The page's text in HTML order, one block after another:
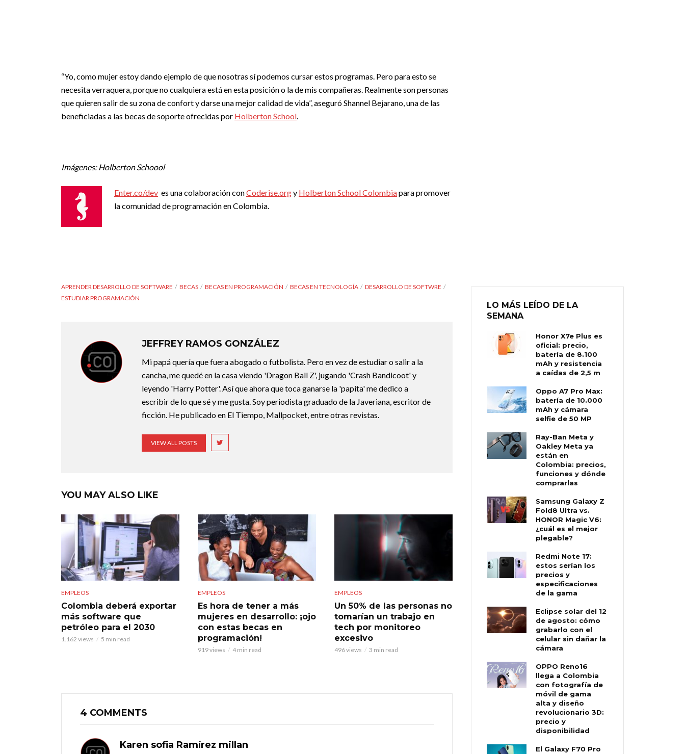
“Yo, como mujer estoy dando ejemplo de que nosotras sí podemos cursar estos programas. Pero para esto se
necesita verraquera, porque no cualquiera está en esta posición o la de mis compañeras. Realmente son personas
que quieren salir de su zona de confort y darse una mejor calidad de vida”, aseguró Shannel Bejarano, una de las
beneficiadas a las becas de soporte ofrecidas por Holberton School.
Imágenes: Holberton Schoool
Enter.co/dev es una colaboración conCoderise.orgy Holberton School Colombiapara promover
la comunidad de programación en Colombia.
APRENDER DESARROLLO DE SOFTWARE BECAS BECAS EN PROGRAMACIÓN BECAS EN TECNOLOGÍA
DESARROLLO DE SOFTWRE
ESTUDIAR PROGRAMACIÓN
JEFFREY RAMOS GONZÁLEZ
Mi papá quería que fuera abogado o futbolista. Pero en vez de estudiar o salir a la
cancha, me quedé en la casa viendo 'Dragon Ball Z', jugando 'Crash Bandicoot' y
leyendo 'Harry Potter'. Así que ahora que toca ganarse la 'papita' me dedico a
escribir de lo que sé y me gusta. Soy periodista graduado de la Javeriana, escritor de
ficción. He publicado en El Tiempo, Mallpocket, entre otras revistas.
VIEW ALL POSTS
YOU MAY ALSO LIKE
EMPLEOS
Colombia deberá exportar
más software que
petróleo para el 2030
1.162 views 5 min read
EMPLEOS
Es hora de tener a más
mujeres en desarrollo: ¡ojo
con estas becas en
programación!
919 views 4 min read
EMPLEOS
Un 50% de las personas no
tomarían un trabajo en
tech por monitoreo
excesivo
496 views 3 min read
4 COMMENTS
Karen sofia Ramírez millan
LO MÁS LEÍDO DE LA
SEMANA
Honor X7e Plus es
oficial: precio,
batería de 8.100
mAh y resistencia
a caídas de 2,5 m
Oppo A7 Pro Max:
batería de 10.000
mAh y cámara
selfie de 50 MP
Ray-Ban Meta y
Oakley Meta ya
están en
Colombia: precios,
funciones y dónde
comprarlas
Samsung Galaxy Z
Fold8 Ultra vs.
HONOR Magic V6:
¿cuál es el mejor
plegable?
Redmi Note 17:
estos serían los
precios y
especificaciones
de la gama
Eclipse solar del 12
de agosto: cómo
grabarlo con el
celular sin dañar la
cámara
OPPO Reno16
llega a Colombia
con fotografía de
móvil de gama
alta y diseño
revolucionario 3D:
precio y
disponibilidad
El Galaxy F70 Pro